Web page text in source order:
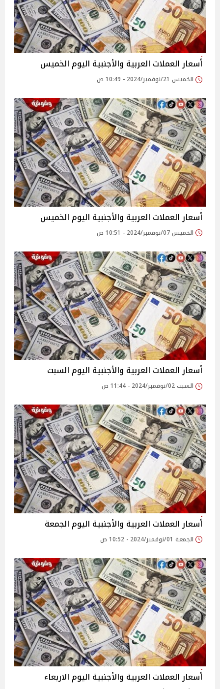
أسعار العملات العربية والأجنبية اليوم الخميس
الخميس 21/نوفمبر/2024 - 10:49 ص
أسعار العملات العربية والأجنبية اليوم الخميس
الخميس 07/نوفمبر/2024 - 10:51 ص
أسعار العملات العربية والأجنبية اليوم السبت
السبت 02/نوفمبر/2024 - 11:44 ص
أسعار العملات العربية والأجنبية اليوم الجمعة
الجمعة 01/نوفمبر/2024 - 10:52 ص
أسعار العملات العربية والأجنبية اليوم الاربعاء